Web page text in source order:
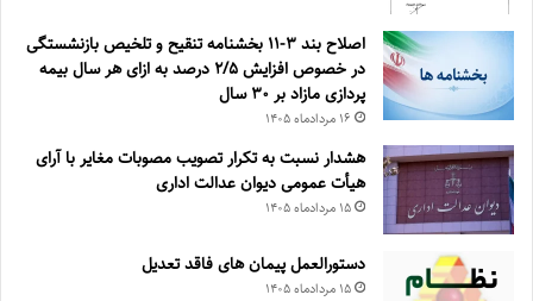
اصلاح بند ۳‏-۱۱ بخشنامه تنقیح و تلخیص بازنشستگی
در خصوص افزایش ۵‏‏‏‏‏‏‏‏‏/۲ درصد به ازای هر سال بیمه
پردازی مازاد بر ۳۰‏ سال
۱۶ مرداد‌ماه ۱۴۰۵
هشدار نسبت به تکرار تصویب مصوبات مغایر با آرای
هیأت عمومی دیوان عدالت اداری
۱۵ مرداد‌ماه ۱۴۰۵
دستورالعمل پیمان های فاقد تعدیل
۱۵ مرداد‌ماه ۱۴۰۵